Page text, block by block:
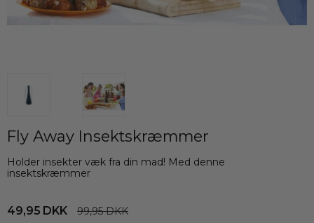
Fly Away Insektskræmmer
Holder insekter væk fra din mad! Med denne
insektskræmmer
49,95 DKK 99,95 DKK